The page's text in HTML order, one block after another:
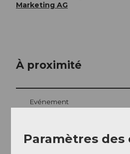
Marketing AG
À proximité
Evénement
Paramètres des